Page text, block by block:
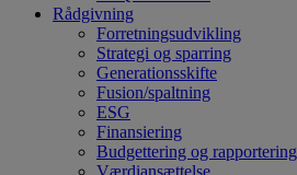
Rådgivning
Forretningsudvikling
Strategi og sparring
Generationsskifte
Fusion/spaltning
ESG
Finansiering
Budgettering og rapportering
Værdiansættelse